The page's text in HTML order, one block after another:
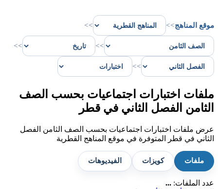
موقع المناهج>>
>>
>>
>>
>>
ملفات اختبارات اجتماعيات بحسب الصف
الثامن الفصل الثاني في قطر
عرض ملفات اختبارات اجتماعيات بحسب الصف الثامن الفصل
الثاني في قطر المتوفرة في موقع المناهج القطرية
ملفات كويزات الفيديوهات
عدد الملفات: ...